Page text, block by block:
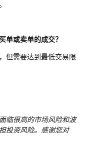
单或卖单的成交？
但需要达到最低交易限
临很高的市场风险和波
投资风险。感谢您对